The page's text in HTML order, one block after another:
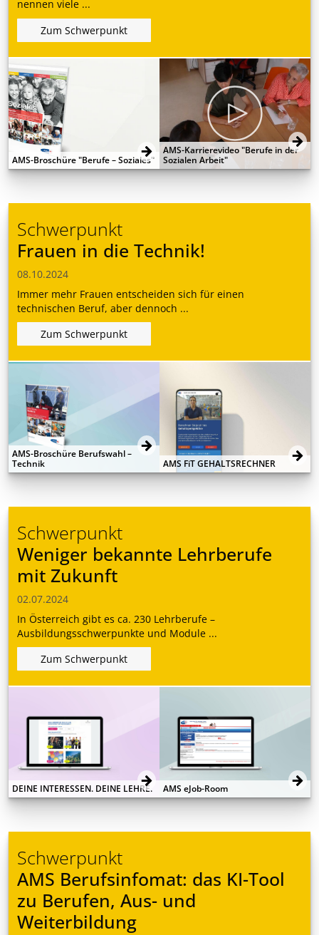
nennen viele ...
Zum Schwerpunkt
AMS-Broschüre "Berufe – Soziales"
AMS-Karrierevideo "Berufe in der
Sozialen Arbeit"
Schwerpunkt
Frauen in die Technik!
08.10.2024
Immer mehr Frauen entscheiden sich für einen
technischen Beruf, aber dennoch ...
Zum Schwerpunkt
AMS-Broschüre Berufswahl –
Technik
AMS FiT GEHALTSRECHNER
Schwerpunkt
Weniger bekannte Lehrberufe
mit Zukunft
02.07.2024
In Österreich gibt es ca. 230 Lehrberufe –
Ausbildungsschwerpunkte und Module ...
Zum Schwerpunkt
DEINE INTERESSEN. DEINE LEHRE. AMS eJob-Room
Schwerpunkt
AMS Berufsinfomat: das KI-Tool
zu Berufen, Aus- und
Weiterbildung